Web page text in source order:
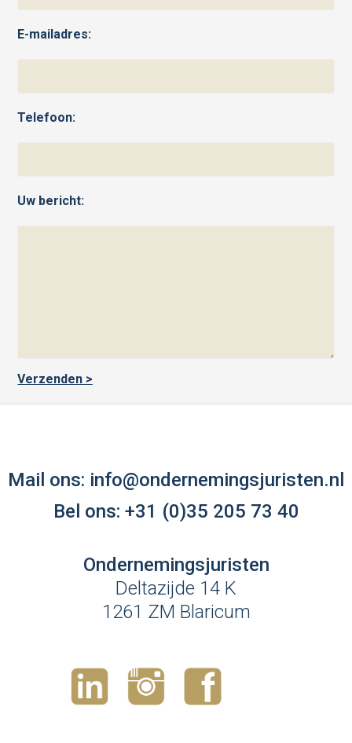
E-mailadres:
Telefoon:
Uw bericht:
Mail ons: info@ondernemingsjuristen.nl
Bel ons: +31 (0)35 205 73 40
Ondernemingsjuristen
Deltazijde 14 K
1261 ZM Blaricum